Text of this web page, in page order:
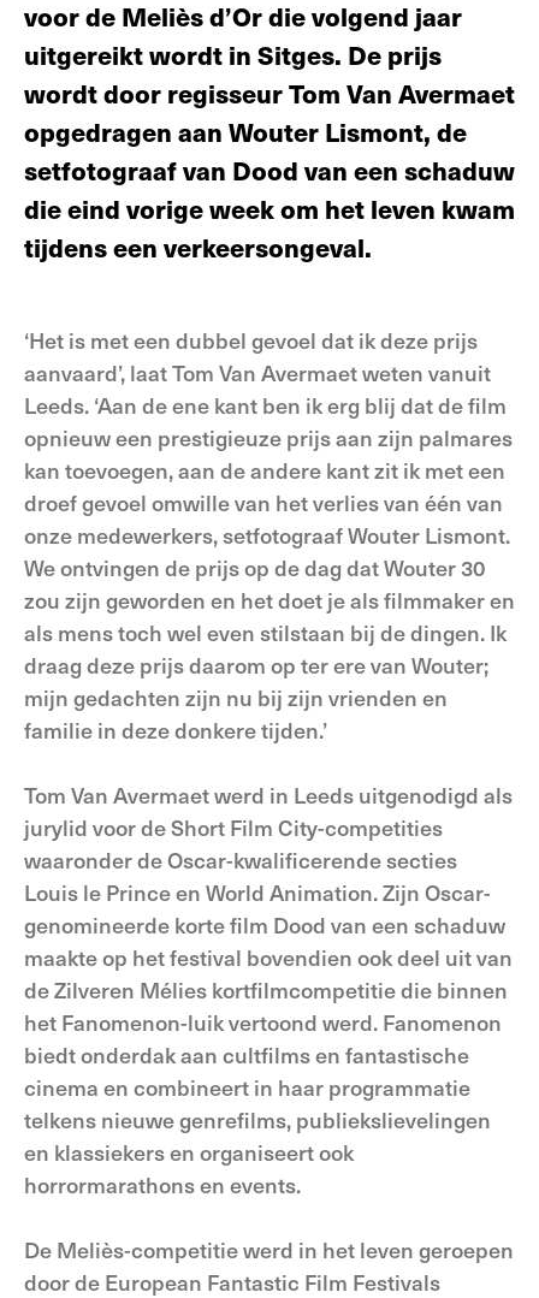
voor de Meliès d’Or die volgend jaar
uitgereikt wordt in Sitges. De prijs
wordt door regisseur Tom Van Avermaet
opgedragen aan Wouter Lismont, de
setfotograaf van Dood van een schaduw
die eind vorige week om het leven kwam
tijdens een verkeersongeval.
‘Het is met een dubbel gevoel dat ik deze prijs
aanvaard’, laat Tom Van Avermaet weten vanuit
Leeds. ‘Aan de ene kant ben ik erg blij dat de film
opnieuw een prestigieuze prijs aan zijn palmares
kan toevoegen, aan de andere kant zit ik met een
droef gevoel omwille van het verlies van één van
onze medewerkers, setfotograaf Wouter Lismont.
We ontvingen de prijs op de dag dat Wouter 30
zou zijn geworden en het doet je als filmmaker en
als mens toch wel even stilstaan bij de dingen. Ik
draag deze prijs daarom op ter ere van Wouter;
mijn gedachten zijn nu bij zijn vrienden en
familie in deze donkere tijden.’
Tom Van Avermaet werd in Leeds uitgenodigd als
jurylid voor de Short Film City-competities
waaronder de Oscar-kwalificerende secties
Louis le Prince en World Animation. Zijn Oscar-
genomineerde korte film Dood van een schaduw
maakte op het festival bovendien ook deel uit van
de Zilveren Mélies kortfilmcompetitie die binnen
het Fanomenon-luik vertoond werd. Fanomenon
biedt onderdak aan cultfilms en fantastische
cinema en combineert in haar programmatie
telkens nieuwe genrefilms, publiekslievelingen
en klassiekers en organiseert ook
horrormarathons en events.
De Meliès-competitie werd in het leven geroepen
door de European Fantastic Film Festivals